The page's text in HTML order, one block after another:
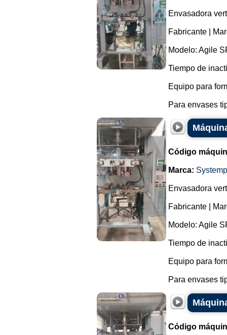
Envasadora
Fabricante |
Modelo: Agile
Tiempo de
Equipo para
Para envases
Código
Marca:
Envasadora
Fabricante |
Modelo: Agile
Tiempo de
Equipo para
Para envases
Código